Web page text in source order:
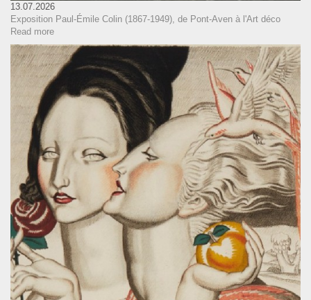
13.07.2026
Exposition Paul-Émile Colin (1867-1949), de Pont-Aven à l'Art déco
Read more